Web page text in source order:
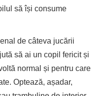
să își consume
de câteva jucării
să ai un copil fericit și
normal și pentru care
Optează, așadar,